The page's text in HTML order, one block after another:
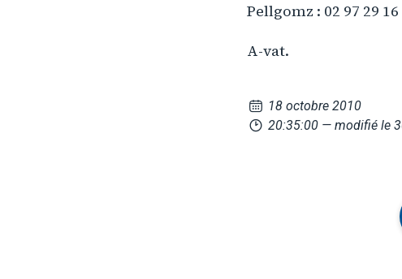
Pellgomz : 02 97 29 16
A-vat.
18 octobre 2010
20:35:00 — modifié le